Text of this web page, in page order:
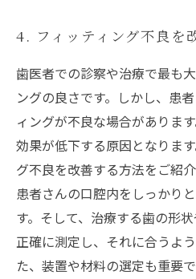
4. フィッティング不良を
歯医者での診察や治療で最も
ングの良さです。しかし、患
ィングが不良な場合がありま
効果が低下する原因となりま
グ不良を改善する方法をご紹
患者さんの口腔内をしっかり
す。そして、治療する歯の形
正確に測定し、それに合うよ
た、装置や材料の選定も重要